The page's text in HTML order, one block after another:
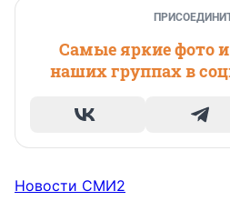
Самые яркие фото
наших группах в
Новости СМИ2